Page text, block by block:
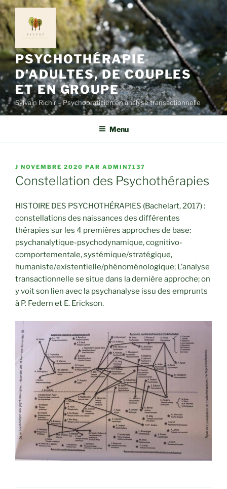
Aller
au
contenu
principal
PSYCHOTHÉRAPIE
D'ADULTES, DE COUPLES
ET EN GROUPE
Sylvain Richir – Psychopraticien en analyse transactionnelle
Menu
PUBLIÉ
LE
J NOVEMBRE 2020 PAR ADMIN7137
Constellation des Psychothérapies
HISTOIRE DES PSYCHOTHÉRAPIES (Bachelart, 2017) :
constellations des naissances des différentes
thérapies sur les 4 premières approches de base:
psychanalytique-psychodynamique, cognitivo-
comportementale, systémique/stratégique,
humaniste/existentielle/phénoménologique; L’analyse
transactionnelle se situe dans la dernière approche; on
y voit son lien avec la psychanalyse issu des emprunts
à P. Federn et E. Erickson.